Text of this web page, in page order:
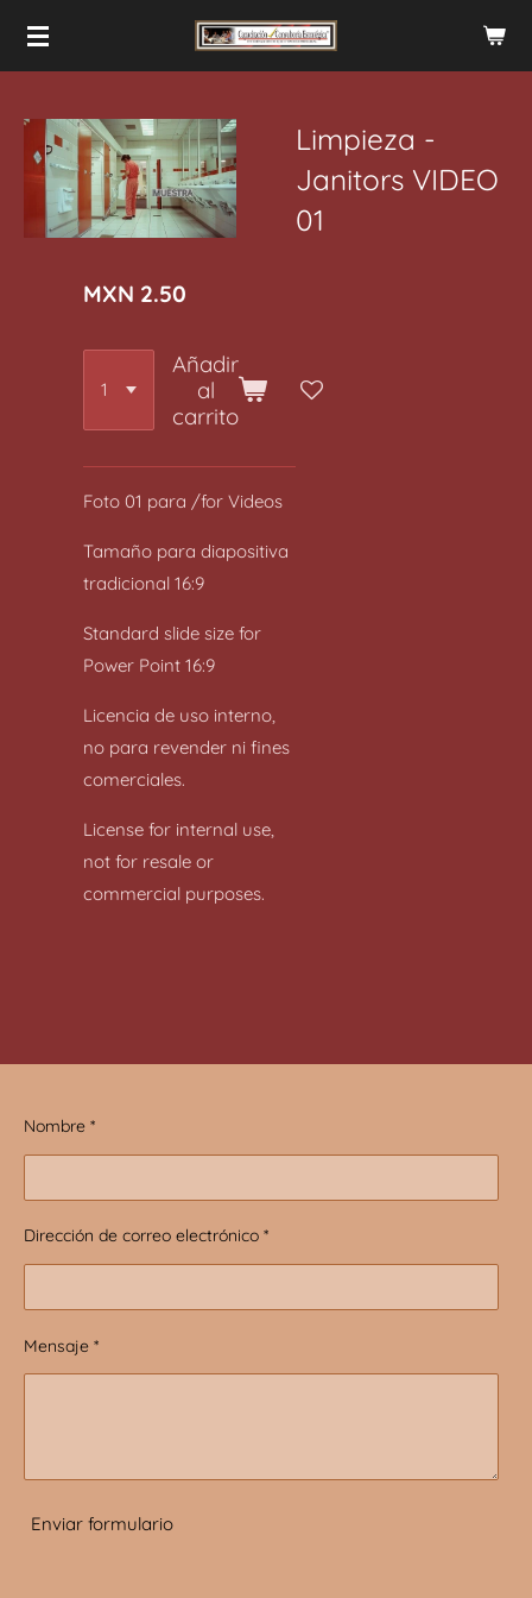
principal
Limpieza -
Janitors VIDEO
01
MXN 2.50
Añadir
al
carrito
Foto 01 para /for Videos
Tamaño para diapositiva
tradicional 16:9
Standard slide size for
Power Point 16:9
Licencia de uso interno,
no para revender ni fines
comerciales.
License for internal use,
not for resale or
commercial purposes.
Nombre *
Dirección de correo electrónico *
Mensaje *
Enviar formulario